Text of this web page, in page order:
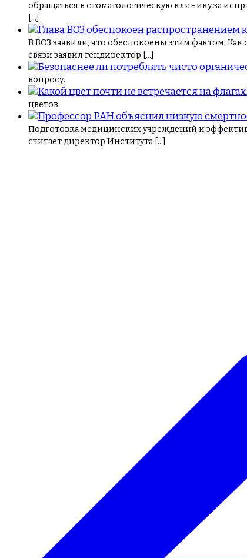
обращаться в стоматологическую клинику за
[…]
В ВОЗ заявили, что обеспокоены этим фактом.
связи заявил гендиректор […]
вопросу.
цветов.
Подготовка медицинских учреждений и
считает директор Института […]